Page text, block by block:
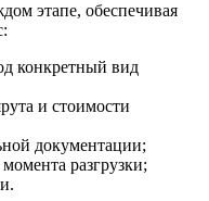
этапе, обеспечивая
конкретный вид
и стоимости
документации;
разгрузки;